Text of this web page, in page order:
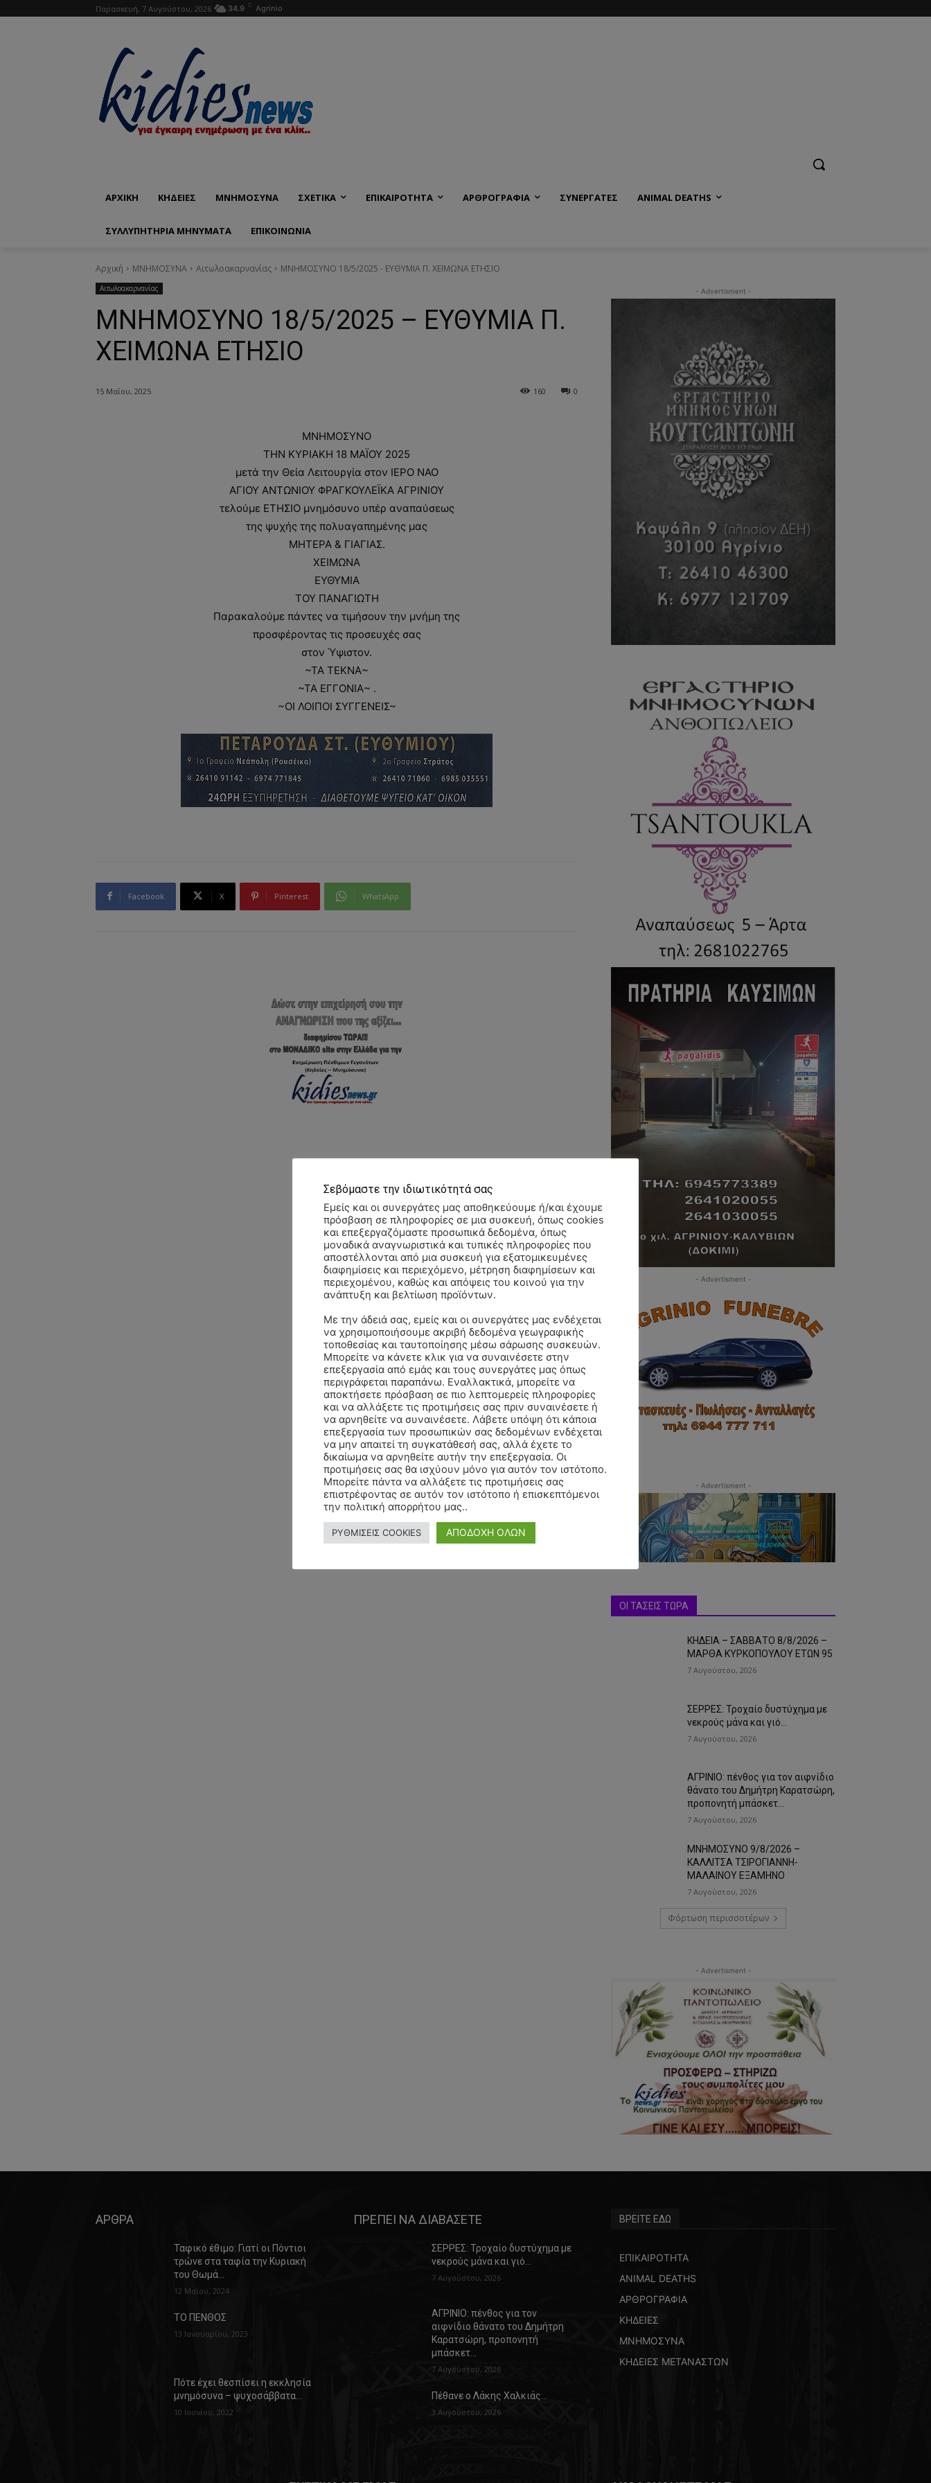
Παρασκευή, 7 Αυγούστου, 2026 34.9 C Agrinio
ΑΡΧΙΚΗ ΚΗΔΕΙΕΣ ΜΝΗΜΟΣΥΝΑ ΣΧΕΤΙΚΑ ΕΠΙΚΑΙΡΟΤΗΤΑ ΑΡΘΡΟΓΡΑΦΙΑ ΣΥΝΕΡΓΑΤΕΣ ANIMAL DEATHS
ΣΥΛΛΥΠΗΤΗΡΙΑ ΜΗΝΥΜΑΤΑ ΕΠΙΚΟΙΝΩΝΊΑ
Αρχική ΜΝΗΜΟΣΥΝΑ Αιτωλοακαρνανίας ΜΝΗΜΟΣΥΝΟ 18/5/2025 - ΕΥΘΥΜΙΑ Π. ΧΕΙΜΩΝΑ ΕΤΗΣΙΟ
Αιτωλοακαρνανίας
ΜΝΗΜΟΣΥΝΟ 18/5/2025 – ΕΥΘΥΜΙΑ Π.
ΧΕΙΜΩΝΑ ΕΤΗΣΙΟ
15 Μαΐου, 2025 0
160
ΜΝΗΜΟΣΥΝΟ
ΤΗΝ ΚΥΡΙΑΚΗ 18 ΜΑΪΟΥ 2025
μετά την Θεία Λειτουργία στον ΙΕΡΟ ΝΑΟ
ΑΓΙΟΥ ΑΝΤΩΝΙΟΥ ΦΡΑΓΚΟΥΛΕΪΚΑ ΑΓΡΙΝΙΟΥ
τελούμε ΕΤΗΣΙΟ μνημόσυνο υπέρ αναπαύσεως
της ψυχής της πολυαγαπημένης μας
ΜΗΤΕΡΑ & ΓΙΑΓΙΑΣ.
ΧΕΙΜΩΝΑ
ΕΥΘΥΜΙΑ
ΤΟΥ ΠΑΝΑΓΙΩΤΗ
Παρακαλούμε πάντες να τιμήσουν την μνήμη της
προσφέροντας τις προσευχές σας
στον Ύψιστον.
~ΤΑ ΤΕΚΝΑ~
~ΤΑ ΕΓΓΟΝΙΑ~ .
~ΟΙ ΛΟΙΠΟΙ ΣΥΓΓΕΝΕΙΣ~
Facebook X Pinterest WhatsApp
- Advertisment -
- Advertisment -
- Advertisment -
ΟΙ ΤΑΣΕΙΣ ΤΩΡΑ
ΚΗΔΕΙΑ – ΣΑΒΒΑΤΟ 8/8/2026 –
ΜΑΡΘΑ ΚΥΡΚΟΠΟΥΛΟΥ ΕΤΩΝ 95
7 Αυγούστου, 2026
ΣΕΡΡΕΣ: Τροχαίο δυστύχημα με
νεκρούς μάνα και γιό…
7 Αυγούστου, 2026
ΑΓΡΙΝΙΟ: πένθος για τον αιφνίδιο
θάνατο του Δημήτρη Καρατσώρη,
προπονητή μπάσκετ…
7 Αυγούστου, 2026
ΜΝΗΜΟΣΥΝΟ 9/8/2026 –
ΚΑΛΛΙΤΣΑ ΤΣΙΡΟΓΙΑΝΝΗ-
ΜΑΛΑΙΝΟΥ ΕΞΑΜΗΝΟ
7 Αυγούστου, 2026
Φόρτωση περισσοτέρων
- Advertisment -
ΑΡΘΡΑ
Ταφικό έθιμο: Γιατί οι Πόντιοι
τρώνε στα ταφία την Κυριακή
του Θωμά…
12 Μαΐου, 2024
ΤΟ ΠΕΝΘΟΣ
13 Ιανουαρίου, 2023
Πότε έχει θεσπίσει η εκκλησία
μνημόσυνα – ψυχοσάββατα…
10 Ιουνίου, 2022
ΠΡΕΠΕΙ ΝΑ ΔΙΑΒΑΣΕΤΕ
ΣΕΡΡΕΣ: Τροχαίο δυστύχημα με
νεκρούς μάνα και γιό…
7 Αυγούστου, 2026
ΑΓΡΙΝΙΟ: πένθος για τον
αιφνίδιο θάνατο του Δημήτρη
Καρατσώρη, προπονητή
μπάσκετ…
7 Αυγούστου, 2026
Πέθανε ο Λάκης Χαλκιάς…
3 Αυγούστου, 2026
ΒΡΕΙΤΕ ΕΔΩ
ΕΠΙΚΑΙΡΟΤΗΤΑ
ANIMAL DEATHS
ΑΡΘΡΟΓΡΑΦΙΑ
ΚΗΔΕΙΕΣ
ΜΝΗΜΟΣΥΝΑ
ΚΗΔΕΙΕΣ ΜΕΤΑΝΑΣΤΩΝ
Σεβόμαστε την ιδιωτικότητά σας
Εμείς και οι συνεργάτες μας αποθηκεύουμε ή/και έχουμε
πρόσβαση σε πληροφορίες σε μια συσκευή, όπως cookies
και επεξεργαζόμαστε προσωπικά δεδομένα, όπως
μοναδικά αναγνωριστικά και τυπικές πληροφορίες που
αποστέλλονται από μια συσκευή για εξατομικευμένες
διαφημίσεις και περιεχόμενο, μέτρηση διαφημίσεων και
περιεχομένου, καθώς και απόψεις του κοινού για την
ανάπτυξη και βελτίωση προϊόντων.
Με την άδειά σας, εμείς και οι συνεργάτες μας ενδέχεται
να χρησιμοποιήσουμε ακριβή δεδομένα γεωγραφικής
τοποθεσίας και ταυτοποίησης μέσω σάρωσης συσκευών.
Μπορείτε να κάνετε κλικ για να συναινέσετε στην
επεξεργασία από εμάς και τους συνεργάτες μας όπως
περιγράφεται παραπάνω. Εναλλακτικά, μπορείτε να
αποκτήσετε πρόσβαση σε πιο λεπτομερείς πληροφορίες
και να αλλάξετε τις προτιμήσεις σας πριν συναινέσετε ή
να αρνηθείτε να συναινέσετε. Λάβετε υπόψη ότι κάποια
επεξεργασία των προσωπικών σας δεδομένων ενδέχεται
να μην απαιτεί τη συγκατάθεσή σας, αλλά έχετε το
δικαίωμα να αρνηθείτε αυτήν την επεξεργασία. Οι
προτιμήσεις σας θα ισχύουν μόνο για αυτόν τον ιστότοπο.
Μπορείτε πάντα να αλλάξετε τις προτιμήσεις σας
επιστρέφοντας σε αυτόν τον ιστότοπο ή επισκεπτόμενοι
την πολιτική απορρήτου μας..
ΡΥΘΜΙΣΕΙΣ COOKIES ΑΠΟΔΟΧΗ ΟΛΩΝ